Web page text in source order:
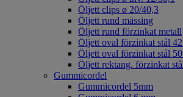
Öljett clips ø 20/40,3
Öljett rund mässing
Öljett rund förzinkat metall
Öljett oval förzinkat stål
Öljett oval förzinkat stål
Öljett rektang. förzinkat
Gummicordel
Gummicordel 5mm